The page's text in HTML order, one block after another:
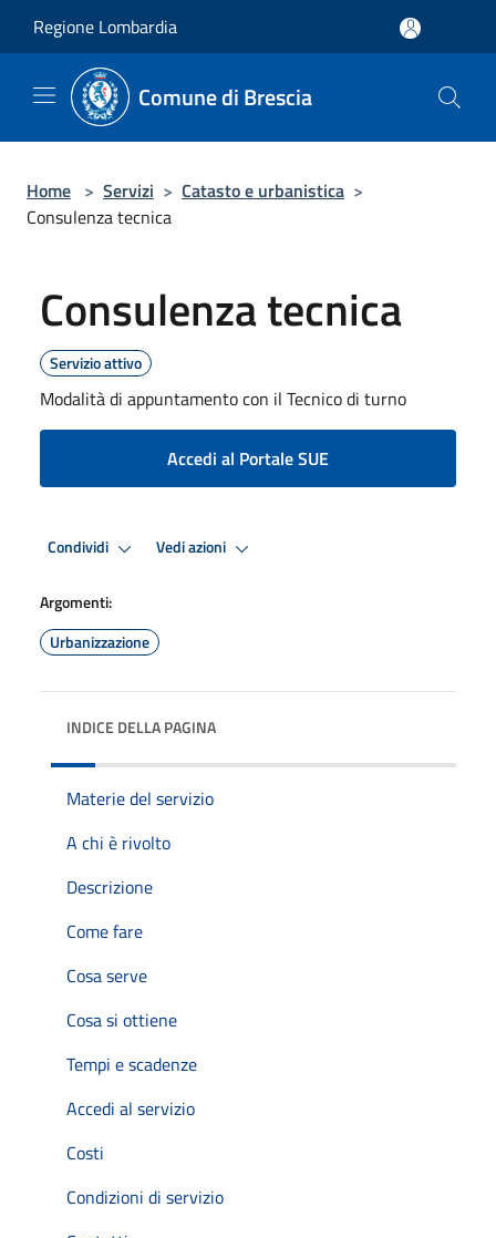
Regione Lombardia
Comune di Brescia
Home > Servizi > Catasto e urbanistica >
Consulenza tecnica
Consulenza tecnica
Servizio attivo
Modalità di appuntamento con il Tecnico di turno
Accedi al Portale SUE
Condividi Vedi azioni
Argomenti:
Urbanizzazione
INDICE DELLA PAGINA
Materie del servizio
A chi è rivolto
Descrizione
Come fare
Cosa serve
Cosa si ottiene
Tempi e scadenze
Accedi al servizio
Costi
Condizioni di servizio